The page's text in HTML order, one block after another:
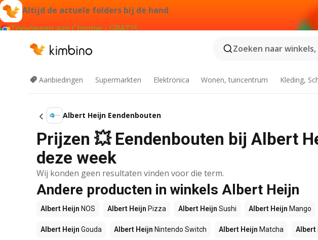
Altijd de actuele folders bij de hand
Toevoegen aan Chrome - GRATIS
Zoeken naar
Aanbiedingen Supermarkten Elektronica Wonen, tuincentrum Kleding,
Albert Heijn Eendenbouten
Prijzen 💥 Eendenbouten bij Albert
deze week
Wij konden geen resultaten vinden voor die term.
Andere producten in winkels Albert Heijn
Albert Heijn NOS Albert Heijn Pizza Albert Heijn Sushi Albert Heijn Mango
Albert Heijn Gouda Albert Heijn Nintendo Switch Albert Heijn Matcha Albert